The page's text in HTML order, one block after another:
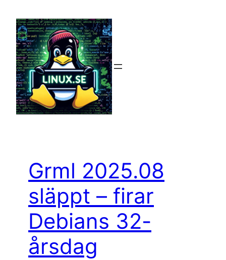
innehåll
Grml 2025.08
släppt – firar
Debians 32-
årsdag